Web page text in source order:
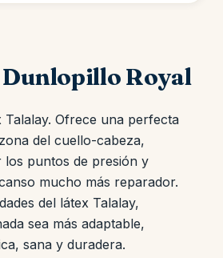
Royal
Talalay. Ofrece una perfecta
del cuello-cabeza,
los puntos de presión y
mucho más reparador.
del látex Talalay,
sea más adaptable,
sana y duradera.